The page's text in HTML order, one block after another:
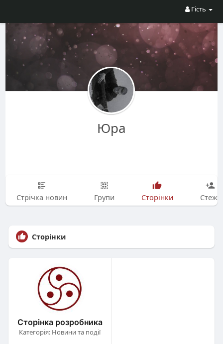
Гість
Юра
Стрічка новин Групи Сторінки Стежу
Сторінки
Сторінка розробника
Категорія: Новини та події